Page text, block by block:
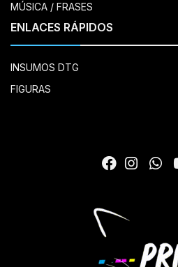
MÚSICA / FRASES
ENLACES RÁPIDOS
INSUMOS DTG
FIGURAS